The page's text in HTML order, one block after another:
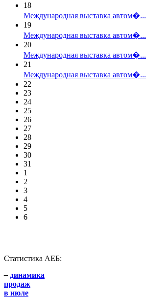
18
Международная выставка автом�...
19
Международная выставка автом�...
20
Международная выставка автом�...
21
Международная выставка автом�...
22
23
24
25
26
27
28
29
30
31
1
2
3
4
5
6
Статистика АЕБ:
– динамика
продаж
в июле